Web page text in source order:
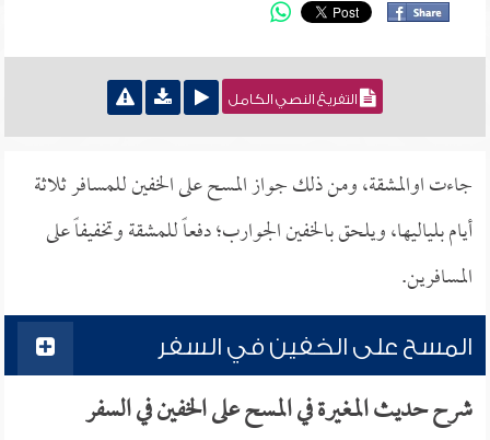
التفريغ النصي الكامل
جاءت اوالمشقة، ومن ذلك جواز المسح على الخفين للمسافر ثلاثة
أيام بلياليها، ويلحق بالخفين الجوارب؛ دفعاً للمشقة وتخفيفاً على
المسافرين.
المسح على الخفين في السفر
شرح حديث المغيرة في المسح على الخفين في السفر